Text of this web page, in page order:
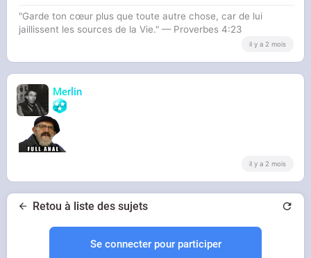
"Garde ton cœur plus que toute autre chose, car de lui
jaillissent les sources de la Vie." — Proverbes 4:23
il y a 2 mois
Merlin
il y a 2 mois
Retou à liste des sujets
Se connecter pour participer